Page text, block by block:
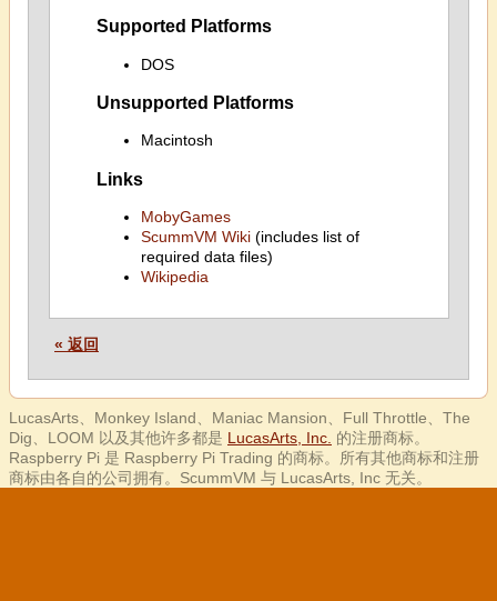
Supported Platforms
DOS
Unsupported Platforms
Macintosh
Links
MobyGames
ScummVM Wiki(includes list of
required data files)
Wikipedia
« 返回
LucasArts、Monkey Island、Maniac Mansion、Full Throttle、The
Dig、LOOM 以及其他许多都是 LucasArts, Inc. 的注册商标。
Raspberry Pi 是 Raspberry Pi Trading 的商标。所有其他商标和注册
商标由各自的公司拥有。ScummVM 与 LucasArts, Inc 无关。